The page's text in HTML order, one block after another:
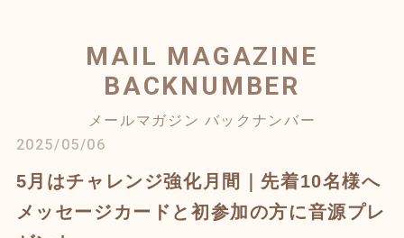
MAIL MAGAZINE
BACKNUMBER
メールマガジン バックナンバー
2025/05/06
5月はチャレンジ強化月間｜先着10名様へ
メッセージカードと初参加の方に音源プレ